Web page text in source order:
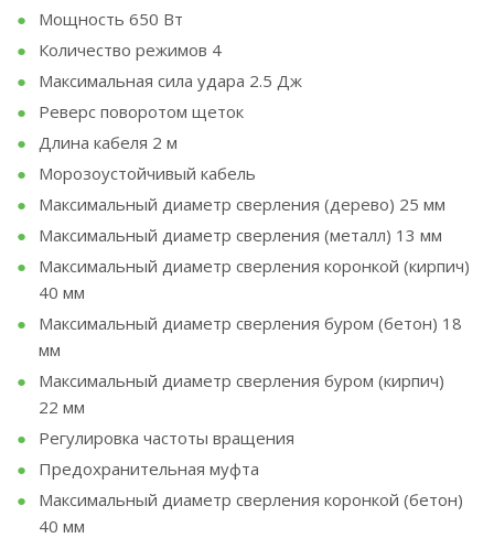
Мощность 650 Вт
Количество режимов 4
Максимальная сила удара 2.5 Дж
Реверс поворотом щеток
Длина кабеля 2 м
Морозоустойчивый кабель
Максимальный диаметр сверления (дерево) 25 мм
Максимальный диаметр сверления (металл) 13 мм
Максимальный диаметр сверления коронкой (кирпич)
40 мм
Максимальный диаметр сверления буром (бетон) 18
мм
Максимальный диаметр сверления буром (кирпич)
22 мм
Регулировка частоты вращения
Предохранительная муфта
Максимальный диаметр сверления коронкой (бетон)
40 мм